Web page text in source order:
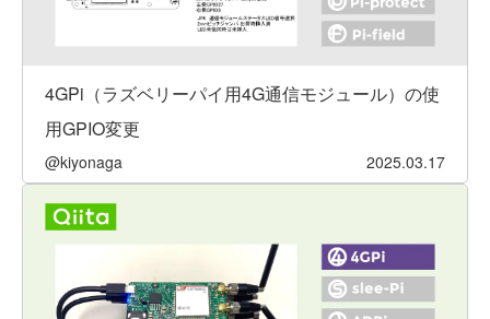
4GPi（ラズベリーパイ用4G通信モジュール）の使
用GPIO変更
@kiyonaga 2025.03.17